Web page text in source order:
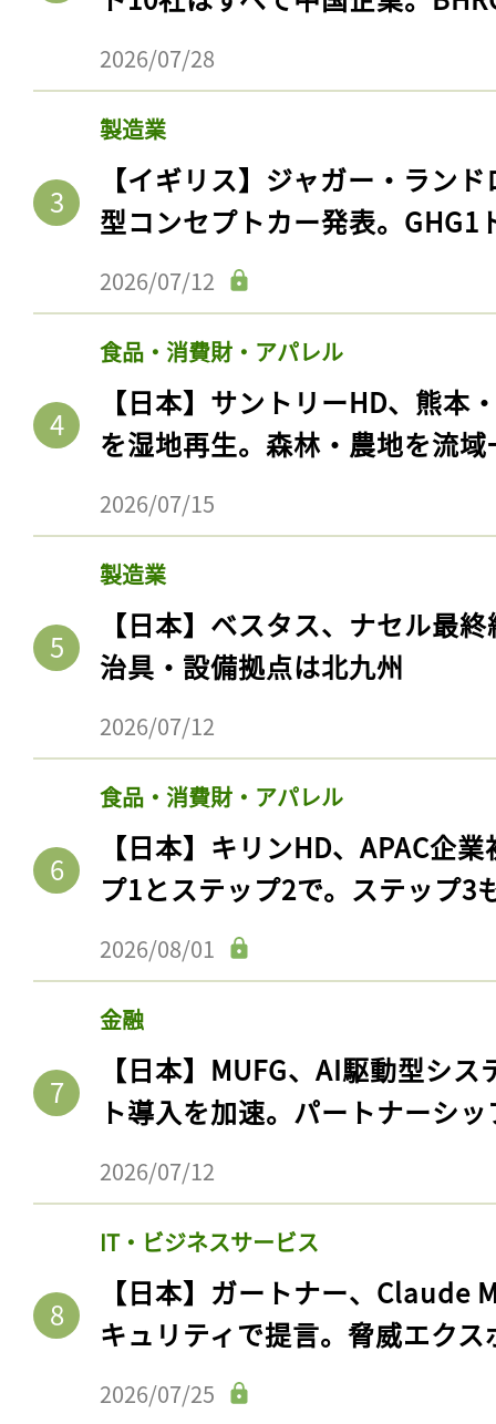
2026/07/28
製造業
【イギリス】ジャガー・ラン
型コンセプトカー発表。GHG1
2026/07/12
食品・消費財・アパレル
【日本】サントリーHD、熊本
を湿地再生。森林・農地を流
2026/07/15
製造業
【日本】ベスタス、ナセル最
治具・設備拠点は北九州
2026/07/12
食品・消費財・アパレル
【日本】キリンHD、APAC企
プ1とステップ2で。ステップ3
2026/08/01
金融
【日本】MUFG、AI駆動型シ
ト導入を加速。パートナーシ
2026/07/12
IT・ビジネスサービス
【日本】ガートナー、Claude
キュリティで提言。脅威エク
2026/07/25